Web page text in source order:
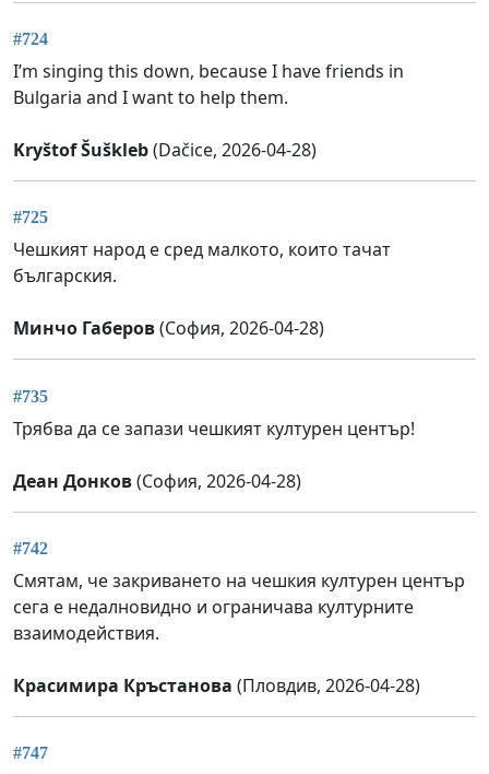
#724
I’m singing this down, because I have friends in
Bulgaria and I want to help them.
Kryštof Šuškleb(Dačice, 2026-04-28)
#725
Чешкият народ е сред малкото, които тачат
българския.
Минчо Габеров(София, 2026-04-28)
#735
Трябва да се запази чешкият културен център!
Деан Донков(София, 2026-04-28)
#742
Смятам, че закриването на чешкия културен център
сега е недалновидно и ограничава културните
взаимодействия.
Красимира Кръстанова (Пловдив, 2026-04-28)
#747